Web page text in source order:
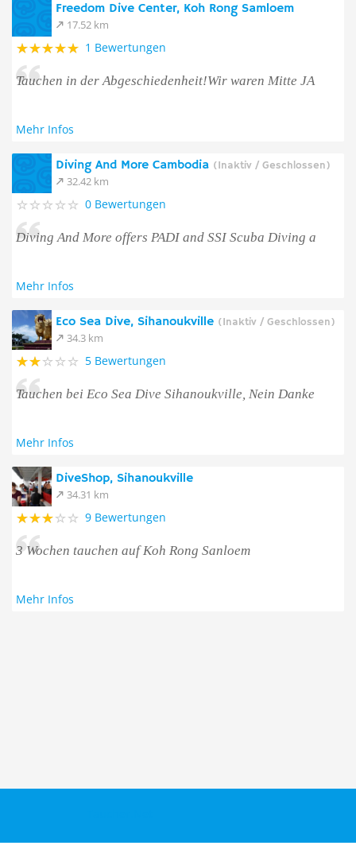
Freedom Dive Center, Koh Rong Samloem
17.52 km
1 Bewertungen
Tauchen in der Abgeschiedenheit!Wir waren Mitte JA
Mehr Infos
Diving And More Cambodia (Inaktiv / Geschlossen)
32.42 km
0 Bewertungen
Diving And More offers PADI and SSI Scuba Diving a
Mehr Infos
Eco Sea Dive, Sihanoukville (Inaktiv / Geschlossen)
34.3 km
5 Bewertungen
Tauchen bei Eco Sea Dive Sihanoukville, Nein Danke
Mehr Infos
DiveShop, Sihanoukville
34.31 km
9 Bewertungen
3 Wochen tauchen auf Koh Rong Sanloem
Mehr Infos